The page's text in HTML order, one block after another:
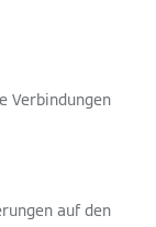
Verbindungen
auf den